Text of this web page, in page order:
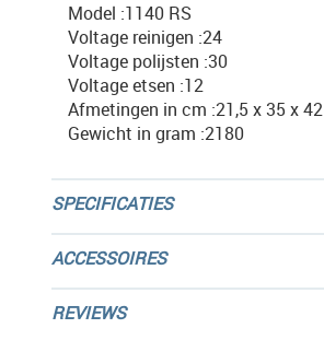
Model :1140 RS
Voltage reinigen :24
Voltage polijsten :30
Voltage etsen :12
Afmetingen in cm :21,5 x 35 x 42
Gewicht in gram :2180
SPECIFICATIES
ACCESSOIRES
REVIEWS